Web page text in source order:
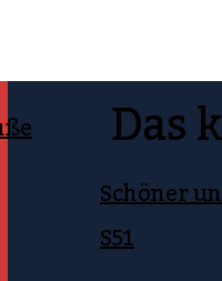
Schöner
S51
Das